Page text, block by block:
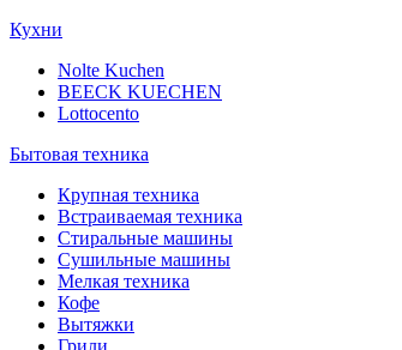
Кухни
Nolte Kuchen
BEECK KUECHEN
Lottocento
Бытовая техника
Крупная техника
Встраиваемая техника
Стиральные машины
Сушильные машины
Мелкая техника
Кофе
Вытяжки
Грили